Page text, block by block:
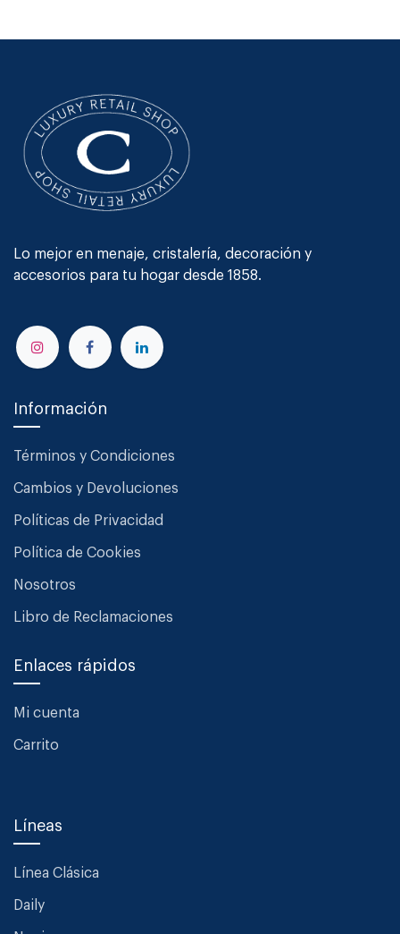
Lo mejor en menaje, cristalería, decoración y
accesorios para tu hogar desde 1858.
Información
Términos y Condiciones
Cambios y Devoluciones
Políticas de Privacidad
Política de Cookies
Nosotros
Libro de Reclamaciones
Enlaces rápidos
Mi cuenta
Carrito
Líneas
Línea Clásica
Daily